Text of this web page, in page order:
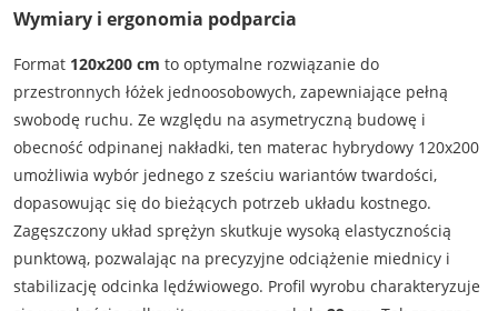
Wymiary i ergonomia podparcia
Format 120x200 cm to optymalne rozwiązanie do
przestronnych łóżek jednoosobowych, zapewniające pełną
swobodę ruchu. Ze względu na asymetryczną budowę i
obecność odpinanej nakładki, ten materac hybrydowy 120x200
umożliwia wybór jednego z sześciu wariantów twardości,
dopasowując się do bieżących potrzeb układu kostnego.
Zagęszczony układ sprężyn skutkuje wysoką elastycznością
punktową, pozwalając na precyzyjne odciążenie miednicy i
stabilizację odcinka lędźwiowego. Profil wyrobu charakteryzuje